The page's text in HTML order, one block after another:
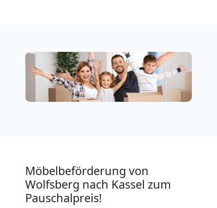
Möbelbeförderung von
Wolfsberg nach Kassel zum
Pauschalpreis!
Firmenumzug
Wolfsberg
Büroumzug
Expressumzug
Wolfsberg